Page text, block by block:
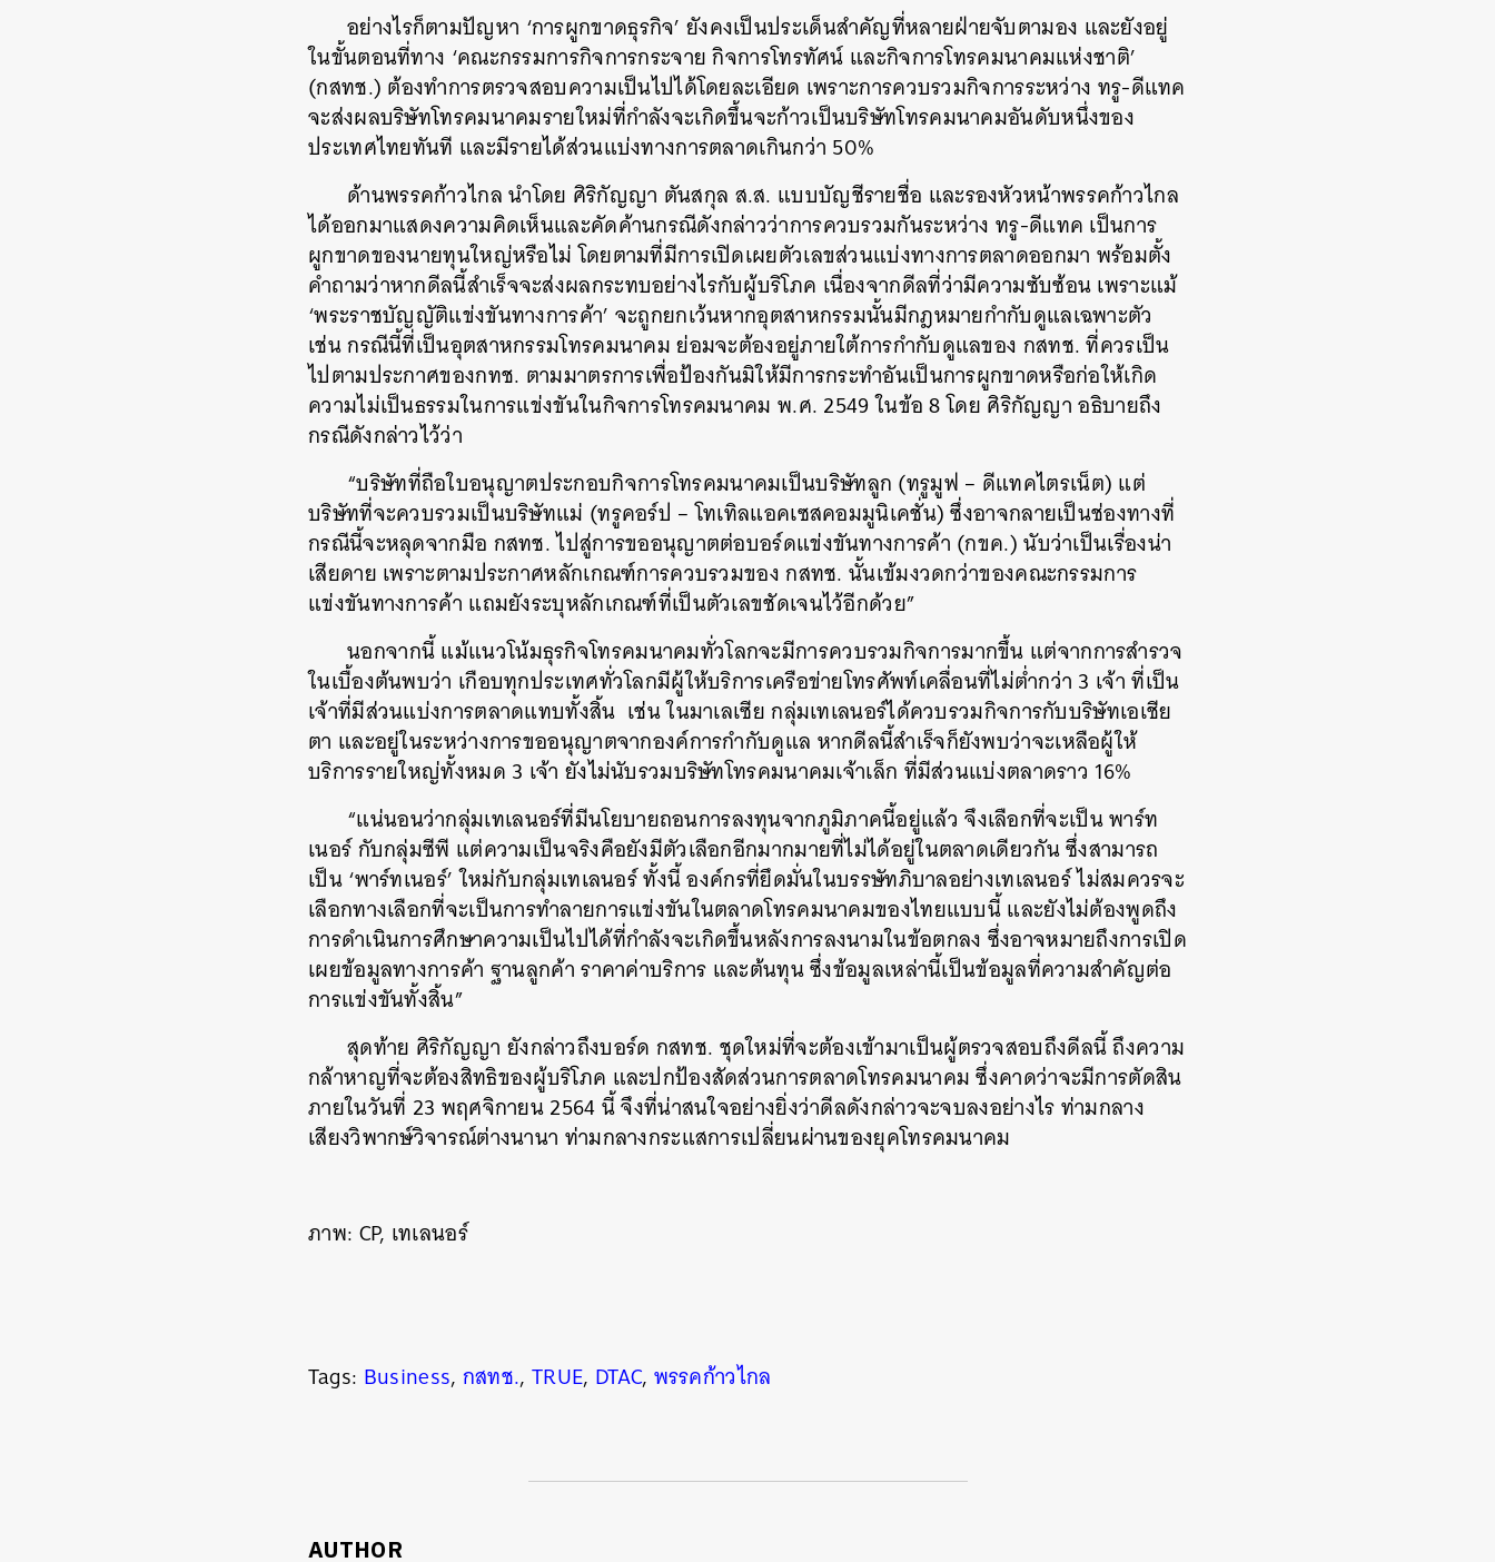
อย่างไรก็ตามปัญหา ‘การผูกขาดธุรกิจ’ ยังคงเป็นประเด็นสำคัญที่หลายฝ่ายจับตามอง และยังอยู่
ในขั้นตอนที่ทาง ‘คณะกรรมการกิจการกระจาย กิจการโทรทัศน์ และกิจการโทรคมนาคมแห่งชาติ’
(กสทช.) ต้องทำการตรวจสอบความเป็นไปได้โดยละเอียด เพราะการควบรวมกิจการระหว่าง ทรู-ดีแทค
จะส่งผลบริษัทโทรคมนาคมรายใหม่ที่กำลังจะเกิดขึ้นจะก้าวเป็นบริษัทโทรคมนาคมอันดับหนึ่งของ
ประเทศไทยทันที และมีรายได้ส่วนแบ่งทางการตลาดเกินกว่า 50%
ด้านพรรคก้าวไกล นำโดย ศิริกัญญา ตันสกุล ส.ส. แบบบัญชีรายชื่อ และรองหัวหน้าพรรคก้าวไกล
ได้ออกมาแสดงความคิดเห็นและคัดค้านกรณีดังกล่าวว่าการควบรวมกันระหว่าง ทรู-ดีแทค เป็นการ
ผูกขาดของนายทุนใหญ่หรือไม่ โดยตามที่มีการเปิดเผยตัวเลขส่วนแบ่งทางการตลาดออกมา พร้อมตั้ง
คำถามว่าหากดีลนี้สำเร็จจะส่งผลกระทบอย่างไรกับผู้บริโภค เนื่องจากดีลที่ว่ามีความซับซ้อน เพราะแม้
‘พระราชบัญญัติแข่งขันทางการค้า’ จะถูกยกเว้นหากอุตสาหกรรมนั้นมีกฎหมายกำกับดูแลเฉพาะตัว
เช่น กรณีนี้ที่เป็นอุตสาหกรรมโทรคมนาคม ย่อมจะต้องอยู่ภายใต้การกำกับดูแลของ กสทช. ที่ควรเป็น
ไปตามประกาศของกทช. ตามมาตรการเพื่อป้องกันมิให้มีการกระทำอันเป็นการผูกขาดหรือก่อให้เกิด
ความไม่เป็นธรรมในการแข่งขันในกิจการโทรคมนาคม พ.ศ. 2549 ในข้อ 8 โดย ศิริกัญญา อธิบายถึง
กรณีดังกล่าวไว้ว่า
“บริษัทที่ถือใบอนุญาตประกอบกิจการโทรคมนาคมเป็นบริษัทลูก (ทรูมูฟ – ดีแทคไตรเน็ต) แต่
บริษัทที่จะควบรวมเป็นบริษัทแม่ (ทรูคอร์ป – โทเทิลแอคเซสคอมมูนิเคชั่น) ซึ่งอาจกลายเป็นช่องทางที่
กรณีนี้จะหลุดจากมือ กสทช. ไปสู่การขออนุญาตต่อบอร์ดแข่งขันทางการค้า (กขค.) นับว่าเป็นเรื่องน่า
เสียดาย เพราะตามประกาศหลักเกณฑ์การควบรวมของ กสทช. นั้นเข้มงวดกว่าของคณะกรรมการ
แข่งขันทางการค้า แถมยังระบุหลักเกณฑ์ที่เป็นตัวเลขชัดเจนไว้อีกด้วย”
นอกจากนี้ แม้แนวโน้มธุรกิจโทรคมนาคมทั่วโลกจะมีการควบรวมกิจการมากขึ้น แต่จากการสำรวจ
ในเบื้องต้นพบว่า เกือบทุกประเทศทั่วโลกมีผู้ให้บริการเครือข่ายโทรศัพท์เคลื่อนที่ไม่ต่ำกว่า 3 เจ้า ที่เป็น
เจ้าที่มีส่วนแบ่งการตลาดแทบทั้งสิ้น เช่น ในมาเลเซีย กลุ่มเทเลนอร์ได้ควบรวมกิจการกับบริษัทเอเชีย
ตา และอยู่ในระหว่างการขออนุญาตจากองค์การกำกับดูแล หากดีลนี้สำเร็จก็ยังพบว่าจะเหลือผู้ให้
บริการรายใหญ่ทั้งหมด 3 เจ้า ยังไม่นับรวมบริษัทโทรคมนาคมเจ้าเล็ก ที่มีส่วนแบ่งตลาดราว 16%
“แน่นอนว่ากลุ่มเทเลนอร์ที่มีนโยบายถอนการลงทุนจากภูมิภาคนี้อยู่แล้ว จึงเลือกที่จะเป็น พาร์ท
เนอร์ กับกลุ่มซีพี แต่ความเป็นจริงคือยังมีตัวเลือกอีกมากมายที่ไม่ได้อยู่ในตลาดเดียวกัน ซึ่งสามารถ
เป็น ‘พาร์ทเนอร์’ ใหม่กับกลุ่มเทเลนอร์ ทั้งนี้ องค์กรที่ยึดมั่นในบรรษัทภิบาลอย่างเทเลนอร์ ไม่สมควรจะ
เลือกทางเลือกที่จะเป็นการทำลายการแข่งขันในตลาดโทรคมนาคมของไทยแบบนี้ และยังไม่ต้องพูดถึง
การดำเนินการศึกษาความเป็นไปได้ที่กำลังจะเกิดขึ้นหลังการลงนามในข้อตกลง ซึ่งอาจหมายถึงการเปิด
เผยข้อมูลทางการค้า ฐานลูกค้า ราคาค่าบริการ และต้นทุน ซึ่งข้อมูลเหล่านี้เป็นข้อมูลที่ความสำคัญต่อ
การแข่งขันทั้งสิ้น”
สุดท้าย ศิริกัญญา ยังกล่าวถึงบอร์ด กสทช. ชุดใหม่ที่จะต้องเข้ามาเป็นผู้ตรวจสอบถึงดีลนี้ ถึงความ
กล้าหาญที่จะต้องสิทธิของผู้บริโภค และปกป้องสัดส่วนการตลาดโทรคมนาคม ซึ่งคาดว่าจะมีการตัดสิน
ภายในวันที่ 23 พฤศจิกายน 2564 นี้ จึงที่น่าสนใจอย่างยิ่งว่าดีลดังกล่าวจะจบลงอย่างไร ท่ามกลาง
เสียงวิพากษ์วิจารณ์ต่างนานา ท่ามกลางกระแสการเปลี่ยนผ่านของยุคโทรคมนาคม
ภาพ: CP, เทเลนอร์
Tags: Business, กสทช., TRUE, DTAC, พรรคก้าวไกล
AUTHOR
SHARE TWEET LINE EMAIL